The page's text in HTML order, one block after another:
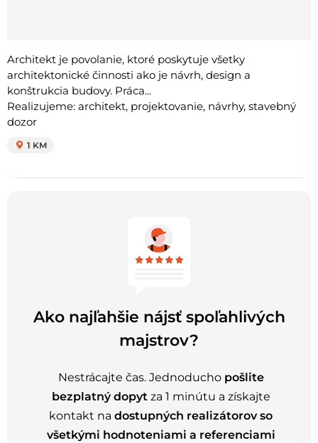
Architekt je povolanie, ktoré poskytuje všetky
architektonické činnosti ako je návrh, design a
konštrukcia budovy. Práca...
Realizujeme: architekt, projektovanie, návrhy, stavebný
dozor
1 KM
Ako najľahšie nájsť spoľahlivých
majstrov?
Nestrácajte čas. Jednoducho pošlite
bezplatný dopytza 1 minútu a získajte
kontakt na dostupných realizátorov so
všetkými hodnoteniami a referenciami